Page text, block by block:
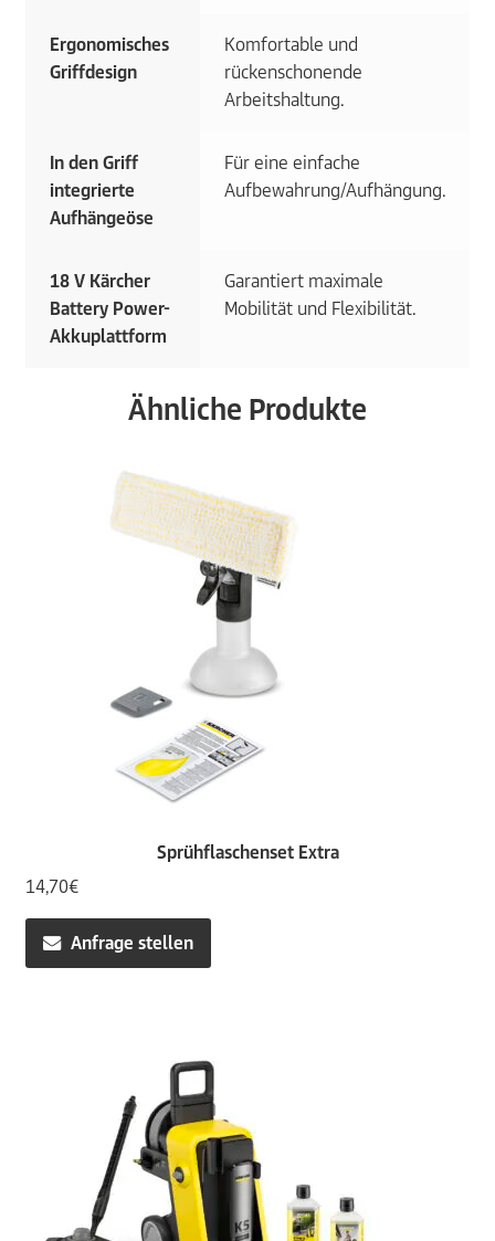
Ergonomisches
Griffdesign
Komfortable und
rückenschonende
Arbeitshaltung.
In den Griff
integrierte
Aufhängeöse
Für eine einfache
Aufbewahrung/Aufhängung.
18 V Kärcher
Battery Power-
Akkuplattform
Garantiert maximale
Mobilität und Flexibilität.
Ähnliche Produkte
Sprühflaschenset Extra
14,70€
Anfrage stellen